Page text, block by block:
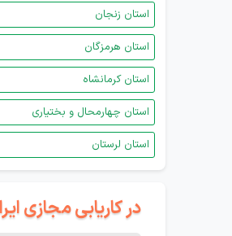
استان زنجان
استان هرمزگان
استان کرمانشاه
استان چهارمحال و بختیاری
استان لرستان
در کاریابی مجازی